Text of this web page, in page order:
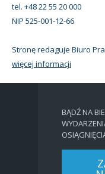
tel. +48 22 55 20 000
NIP 525-001-12-66
Stronę redaguje Biuro
więcej informacji
BĄDŹ NA